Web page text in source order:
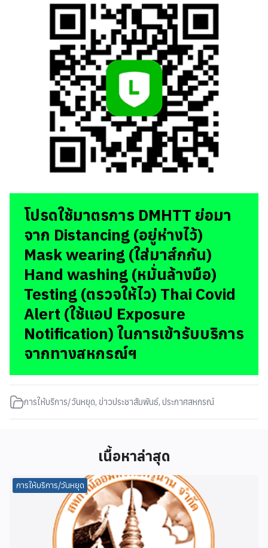
โปรดใช้มาตรการ DMHTT ย่อมา
จาก Distancing (อยู่ห่างไว้)
Mask wearing (ใส่มาส์กกัน)
Hand washing (หมั่นล้างมือ)
Testing (ตรวจให้ไว) Thai Covid
Alert (ใช้แอป Exposure
Notification) ในการเข้ารับบริการ
จากทางสหกรณ์ฯ
การให้บริการ/วันหยุด, ข่าวประชาสัมพันธ์, ประกาศสหกรณ์
เนื้อหาล่าสุด
การให้บริการ/วันหยุด